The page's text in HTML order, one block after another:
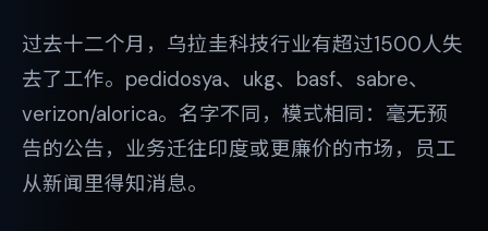
过去十二个月，乌拉圭科技行业有超过1500人失
去了工作。pedidosya、ukg、basf、sabre、
verizon/alorica。名字不同，模式相同：毫无预
告的公告，业务迁往印度或更廉价的市场，员工
从新闻里得知消息。